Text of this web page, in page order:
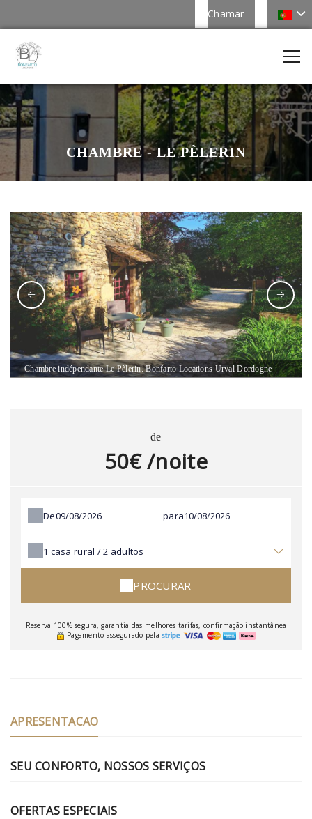
Chamar
CHAMBRE - LE PÈLERIN
Chambre indépendante Le Pèlerin. Bonfarto Locations Urval Dordogne
de
50€ /noite
De para
1 casa rural /2 adultos
PROCURAR
Reserva 100% segura, garantia das melhores tarifas, confirmação instantânea
Pagamento assegurado pela
APRESENTACAO
SEU CONFORTO, NOSSOS SERVIÇOS
OFERTAS ESPECIAIS